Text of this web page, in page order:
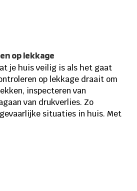
op lekkage
je huis veilig is als het gaat
op lekkage draait om
inspecteren van
van drukverlies. Zo
situaties in huis. Met